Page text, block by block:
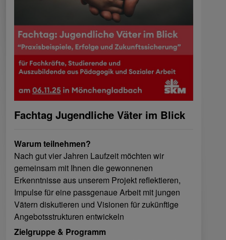
Fachtag Jugendliche Väter im Blick
Warum teilnehmen?
Nach gut vier Jahren Laufzeit möchten wir
gemeinsam mit Ihnen die gewonnenen
Erkenntnisse aus unserem Projekt reflektieren,
Impulse für eine passgenaue Arbeit mit jungen
Vätern diskutieren und Visionen für zukünftige
Angebotsstrukturen entwickeln
Zielgruppe & Programm